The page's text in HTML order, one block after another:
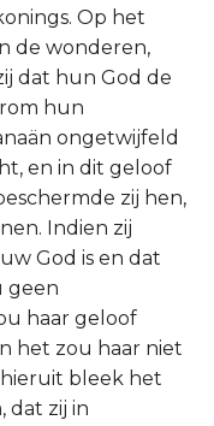
Op het
de wonderen,
dat hun God de
hun
ongetwijfeld
en in dit geloof
zij hen,
Indien zij
God is en dat
geen
haar geloof
het zou haar niet
bleek het
dat zij in